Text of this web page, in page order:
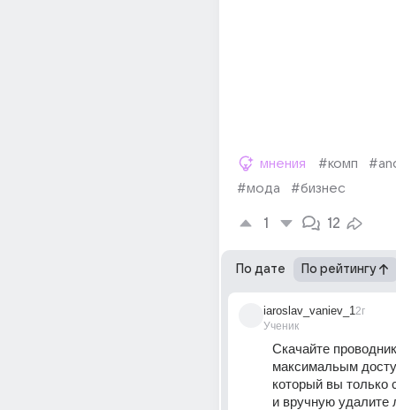
мнения #комп
#мода
#бизнес
1 12
По дате По рейтингу
iaroslav_vaniev_1
Ученик
2г
Скачайте
максимальым
который вы только
и вручную удалите